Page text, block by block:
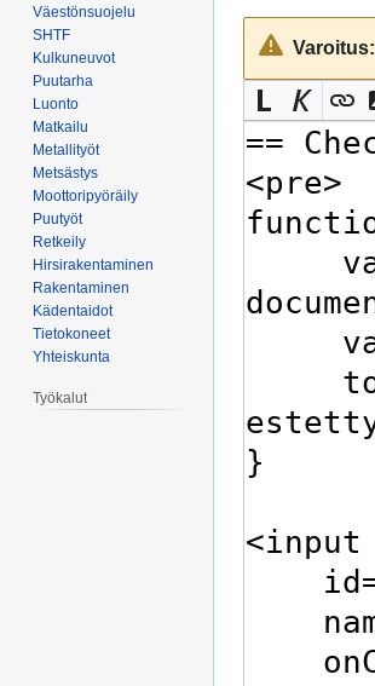
Siirry
navigaatioon
Siirry
hakuunVaroitus:
Väestönsuojelu
SHTF
Kulkuneuvot
Puutarha
Luonto
Matkailu
Metallityöt
Metsästys
Moottoripyöräily
Puutyöt
Retkeily
Hirsirakentaminen
Rakentaminen
Kädentaidot
Tietokoneet
Yhteiskunta
Työkalut